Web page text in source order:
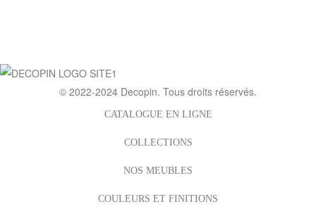
© 2022-2024 Decopin. Tous droits réservés.
CATALOGUE EN LIGNE
COLLECTIONS
NOS MEUBLES
COULEURS ET FINITIONS